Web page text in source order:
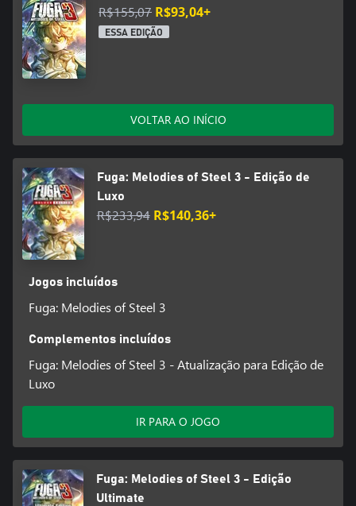
R$155,07 R$93,04+
ESSA EDIÇÃO
VOLTAR AO INÍCIO
Fuga: Melodies of Steel 3 - Edição de
Luxo
R$233,94 R$140,36+
Jogos incluídos
Fuga: Melodies of Steel 3
Complementos incluídos
Fuga: Melodies of Steel 3 - Atualização para Edição de
Luxo
IR PARA O JOGO
Fuga: Melodies of Steel 3 - Edição
Ultimate